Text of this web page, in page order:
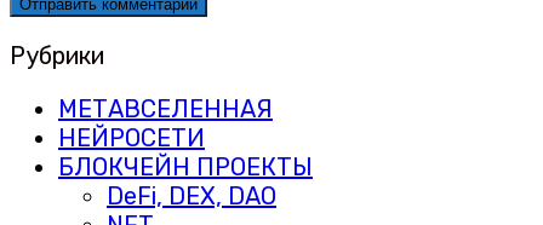
Рубрики
МЕТАВСЕЛЕННАЯ
НЕЙРОСЕТИ
БЛОКЧЕЙН ПРОЕКТЫ
DeFi, DEX, DAO